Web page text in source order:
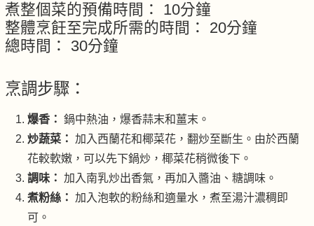
煮整個菜的預備時間： 10分鐘
整體烹飪至完成所需的時間： 20分鐘
總時間： 30分鐘
烹調步驟：
爆香： 鍋中熱油，爆香蒜末和薑末。
炒蔬菜： 加入西蘭花和椰菜花，翻炒至斷生。由於西蘭
花較軟嫩，可以先下鍋炒，椰菜花稍微後下。
調味： 加入南乳炒出香氣，再加入醬油、糖調味。
煮粉絲： 加入泡軟的粉絲和適量水，煮至湯汁濃稠即
可。